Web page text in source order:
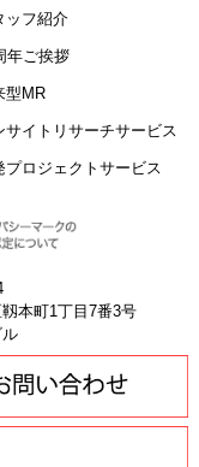
ッフ紹介
年ご挨拶
型MR
サイトリサーチサービス
プロジェクトサービス
本町1丁目7番3号